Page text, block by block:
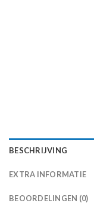
BESCHRIJVING
EXTRA INFORMATIE
BEOORDELINGEN (0)